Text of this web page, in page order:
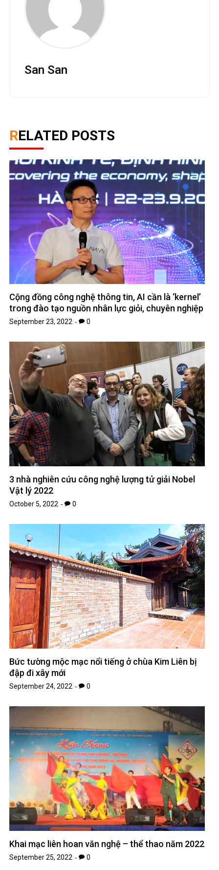
San San
RELATED POSTS
Cộng đồng công nghệ thông tin, AI cần là ‘kernel’
trong đào tạo nguồn nhân lực giỏi, chuyên nghiệp
September 23, 2022 0
3 nhà nghiên cứu công nghệ lượng tử giải Nobel
Vật lý 2022
October 5, 2022 0
Bức tường mộc mạc nổi tiếng ở chùa Kim Liên bị
đập đi xây mới
September 24, 2022 0
Khai mạc liên hoan văn nghệ – thể thao năm 2022
September 25, 2022 0